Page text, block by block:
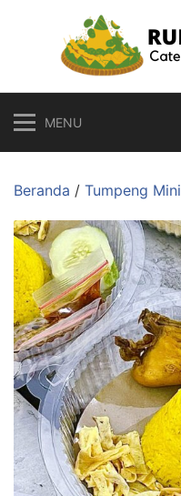
MENU
Beranda / Tumpeng Mini